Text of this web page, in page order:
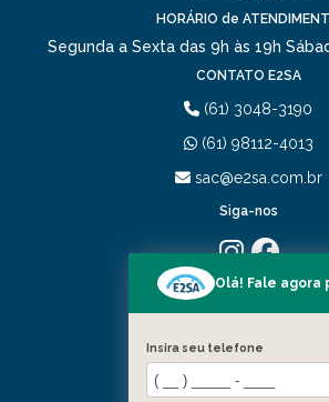
HORÁRIO de
Segunda a Sexta das 9h às 19h
CONTATO E2SA
(61) 3048-3190
(61) 98112-4013
sac@e2sa.com.br
Siga-nos
QUEM SOMOS
PORTIFÓLIO
SERVIÇOS
Olá! Fale agora
Insira seu telefone